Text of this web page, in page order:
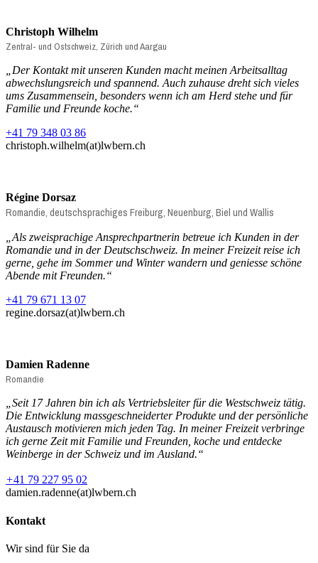
Christoph Wilhelm
Zentral- und Ostschweiz, Zürich und Aargau
Der Kontakt mit unseren Kunden macht meinen Arbeitsalltag
abwechslungsreich und spannend. Auch zuhause dreht sich vieles
ums Zusammensein, besonders wenn ich am Herd stehe und für
Familie und Freunde koche.“
+41 79 348 03 86
christoph.wilhelm(at)lwbern.ch
Régine Dorsaz
Romandie, deutschsprachiges Freiburg, Neuenburg, Biel und Wallis
„Als zweisprachige Ansprechpartnerin betreue ich Kunden in der
Romandie und in der Deutschschweiz. In meiner Freizeit reise ich
gerne, gehe im Sommer und Winter wandern und geniesse schöne
Abende mit Freunden.“
+41 79 671 13 07
regine.dorsaz(at)lwbern.ch
Damien Radenne
Romandie
„Seit 17 Jahren bin ich als Vertriebsleiter für die Westschweiz tätig.
Die Entwicklung massgeschneiderter Produkte und der persönliche
Austausch motivieren mich jeden Tag. In meiner Freizeit verbringe
ich gerne Zeit mit Familie und Freunden, koche und entdecke
Weinberge in der Schweiz und im Ausland.“
+41 79 227 95 02
damien.radenne(at)lwbern.ch
Kontakt
Wir sind für Sie da